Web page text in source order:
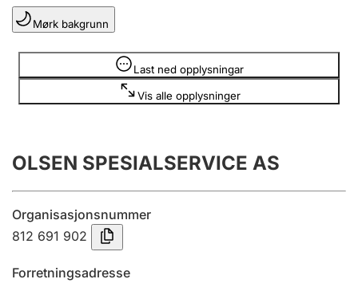
Lag og foreining
Registrere, endre, slette
Årsrekneskap
Innsending og forseinkingsgebyr
Tinglysing
Mørk bakgrunn
Last ned opplysningar
Vis alle opplysninger
Opplysninger er skjult
OLSEN SPESIALSERVICE AS
Organisasjonsnummer
812 691 902
Forretningsadresse